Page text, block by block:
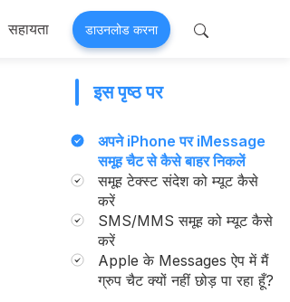
Mobitrix MagicGo
सहायता डाउनलोड करना
इस पृष्ठ पर
अपने iPhone पर iMessage
समूह चैट से कैसे बाहर निकलें
समूह टेक्स्ट संदेश को म्यूट कैसे
करें
SMS/MMS समूह को म्यूट कैसे
करें
Apple के Messages ऐप में मैं
ग्रुप चैट क्यों नहीं छोड़ पा रहा हूँ?